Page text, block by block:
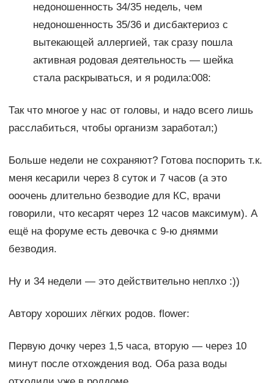
недоношенность 34/35 недель, чем
недоношенность 35/36 и дисбактериоз с
вытекающей аллергией, так сразу пошла
активная родовая деятельность — шейка
стала раскрываться, и я родила:008:
Так что многое у нас от головы, и надо всего лишь
расслабиться, чтобы организм заработал;)
Больше недели не сохраняют? Готова поспорить т.к.
меня кесарили через 8 суток и 7 часов (а это
ооочень длительно безводие для КС, врачи
говорили, что кесарят через 12 часов максимум). А
ещё на форуме есть девочка с 9-ю днямми
безводия.
Ну и 34 недели — это действительно неплхо :))
Автору хороших лёгких родов. flower:
Первую дочку через 1,5 часа, вторую — через 10
минут после отхождения вод. Оба раза воды